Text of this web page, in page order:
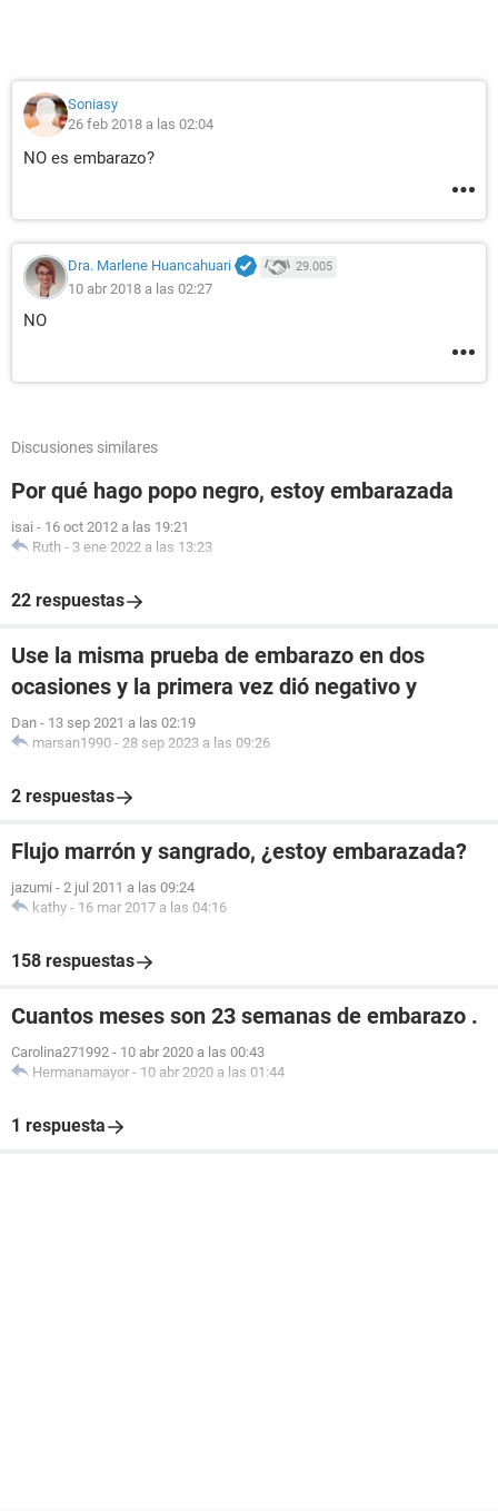
Soniasy
26 feb 2018 a las 02:04
NO es embarazo?
Dra. Marlene Huancahuari 29.005
10 abr 2018 a las 02:27
NO
Discusiones similares
Por qué hago popo negro, estoy embarazada
isai - 16 oct 2012 a las 19:21
Ruth - 3 ene 2022 a las 13:23
22 respuestas
Use la misma prueba de embarazo en dos
ocasiones y la primera vez dió negativo y
Dan - 13 sep 2021 a las 02:19
marsan1990 - 28 sep 2023 a las 09:26
2 respuestas
Flujo marrón y sangrado, ¿estoy embarazada?
jazumi - 2 jul 2011 a las 09:24
kathy - 16 mar 2017 a las 04:16
158 respuestas
Cuantos meses son 23 semanas de embarazo .
Carolina271992 - 10 abr 2020 a las 00:43
Hermanamayor - 10 abr 2020 a las 01:44
1 respuesta